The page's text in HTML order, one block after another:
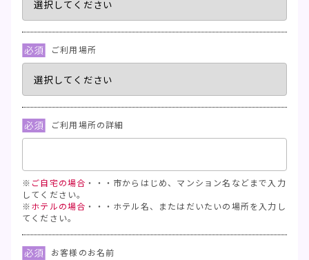
ご利用場所
ご利用場所の詳細
※ ご自宅の場合 ・・・市からはじめ、マンション名などまで入力
してください。
※ ホテルの場合 ・・・ホテル名、またはだいたいの場所を入力し
てください。
お客様のお名前